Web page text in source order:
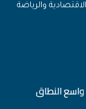
والرياضة
النطاق